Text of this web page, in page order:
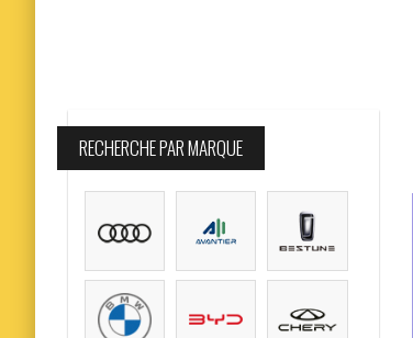
RECHERCHE PAR MARQUE